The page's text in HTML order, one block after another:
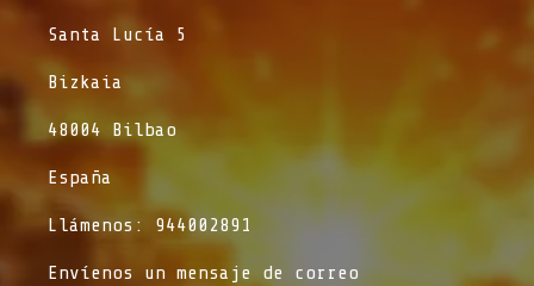
​Santa Lucía 5
​Bizkaia
​48004 Bilbao
​España
​Llámenos: 944002891
​Envíenos un mensaje de correo